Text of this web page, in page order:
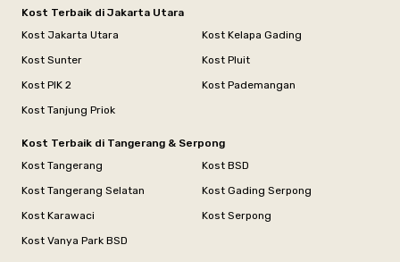
Kost Terbaik di Jakarta Utara
Kost Jakarta Utara
Kost Kelapa Gading
Kost Sunter
Kost Pluit
Kost PIK 2
Kost Pademangan
Kost Tanjung Priok
Kost Terbaik di Tangerang & Serpong
Kost Tangerang
Kost BSD
Kost Tangerang Selatan
Kost Gading Serpong
Kost Karawaci
Kost Serpong
Kost Vanya Park BSD